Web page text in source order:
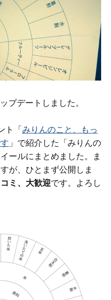
プデートしました。
ト「みりんのこと、もっ
」で紹介した「みりんの
ールにまとめました。ま
が、ひとまず公開しま
ミ、大歓迎です。よろし